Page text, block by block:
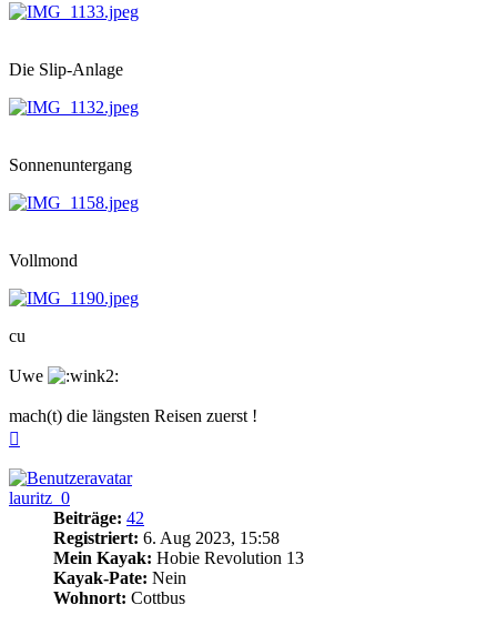
Die Slip-Anlage
Sonnenuntergang
Vollmond
cu
Uwe
mach(t) die längsten Reisen zuerst !
lauritz_0
Beiträge: 42
Registriert: 6. Aug 2023, 15:58
Mein Kayak: Hobie Revolution 13
Kayak-Pate: Nein
Wohnort: Cottbus